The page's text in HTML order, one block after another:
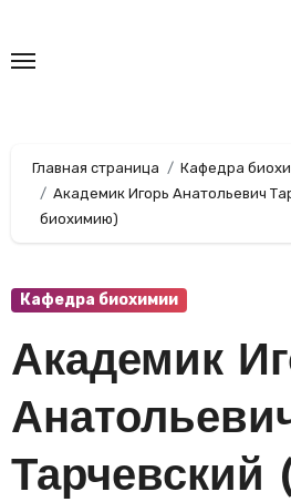
содержанию
Главная страница
Кафедра
Академик Игорь Анатольевич
биохимию)
Кафедра биохимии
Академик
Тарчевский (